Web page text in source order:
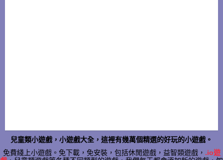
兒童類小遊戲，小遊戲大全，這裡有幾萬個精選的好玩的小遊戲。
免費綫上小遊戲。免下載，免安裝，包括休閒遊戲，益智類遊戲， .io遊